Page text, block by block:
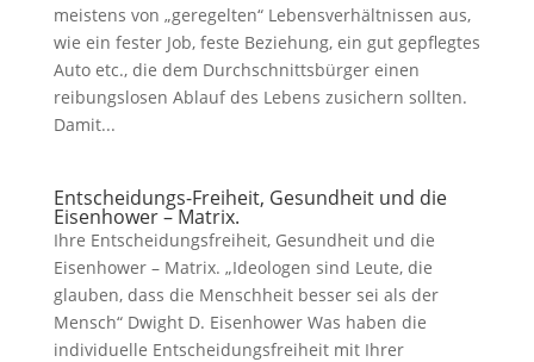
meistens von „geregelten“ Lebensverhältnissen aus,
wie ein fester Job, feste Beziehung, ein gut gepflegtes
Auto etc., die dem Durchschnittsbürger einen
reibungslosen Ablauf des Lebens zusichern sollten.
Damit...
Entscheidungs-Freiheit, Gesundheit und die
Eisenhower – Matrix.
Ihre Entscheidungsfreiheit, Gesundheit und die
Eisenhower – Matrix. „Ideologen sind Leute, die
glauben, dass die Menschheit besser sei als der
Mensch“ Dwight D. Eisenhower Was haben die
individuelle Entscheidungsfreiheit mit Ihrer